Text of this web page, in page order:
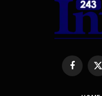
Facebook
X